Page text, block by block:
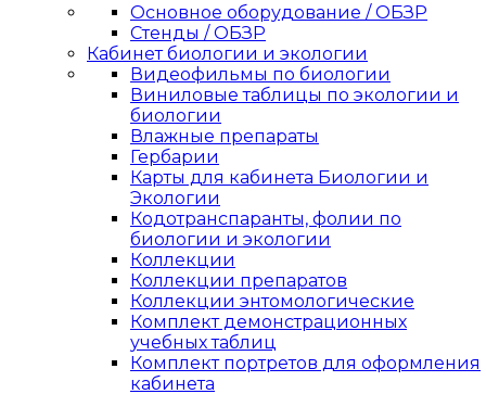
Основное оборудование / ОБЗР
Стенды / ОБЗР
Кабинет биологии и экологии
Видеофильмы по биологии
Виниловые таблицы по экологии и
биологии
Влажные препараты
Гербарии
Карты для кабинета Биологии и
Экологии
Кодотранспаранты, фолии по
биологии и экологии
Коллекции
Коллекции препаратов
Коллекции энтомологические
Комплект демонстрационных
учебных таблиц
Комплект портретов для оформления
кабинета